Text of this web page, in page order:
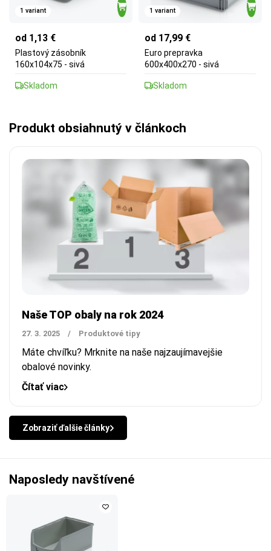
1 variant
od 1,13 €
Plastový zásobník
160x104x75 - sivá
Skladom
1 variant
od 17,99 €
Euro prepravka
600x400x270 - sivá
Skladom
Produkt obsiahnutý v článkoch
Naše TOP obaly na rok 2024
27. 3. 2025 / Produktové tipy
Máte chvíľku? Mrknite na naše najzaujímavejšie
obalové novinky.
Čítať viac
Zobraziť ďalšie články
Naposledy navštívené